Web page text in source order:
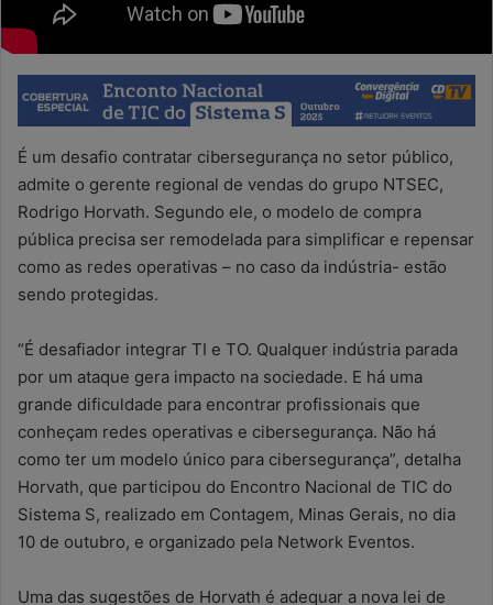
É um desafio contratar cibersegurança no setor público,
admite o gerente regional de vendas do grupo NTSEC,
Rodrigo Horvath. Segundo ele, o modelo de compra
pública precisa ser remodelada para simplificar e repensar
como as redes operativas – no caso da indústria- estão
sendo protegidas.
“É desafiador integrar TI e TO. Qualquer indústria parada
por um ataque gera impacto na sociedade. E há uma
grande dificuldade para encontrar profissionais que
conheçam redes operativas e cibersegurança. Não há
como ter um modelo único para cibersegurança”, detalha
Horvath, que participou do Encontro Nacional de TIC do
Sistema S, realizado em Contagem, Minas Gerais, no dia
10 de outubro, e organizado pela Network Eventos.
Uma das sugestões de Horvath é adequar a nova lei de